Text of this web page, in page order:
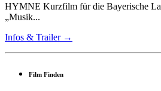
HYMNE Kurzfilm für die Bayerische
„Musik...
Infos & Trailer →
Film Finden